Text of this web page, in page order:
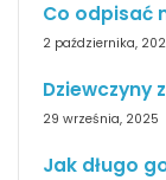
Co odpisać
2 października,
Dziewczyny
29 września, 2025
Jak długo